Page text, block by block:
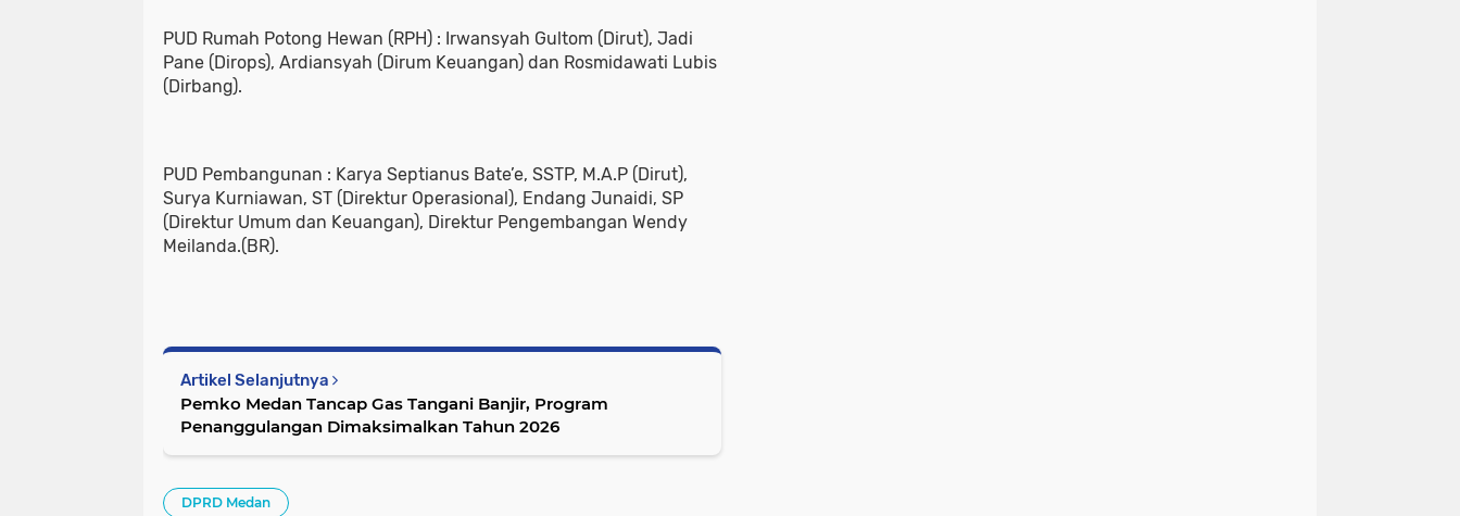
PUD Rumah Potong Hewan (RPH) : Irwansyah Gultom (Dirut), Jadi
Pane (Dirops), Ardiansyah (Dirum Keuangan) dan Rosmidawati Lubis
(Dirbang).
PUD Pembangunan : Karya Septianus Bate’e, SSTP, M.A.P (Dirut),
Surya Kurniawan, ST (Direktur Operasional), Endang Junaidi, SP
(Direktur Umum dan Keuangan), Direktur Pengembangan Wendy
Meilanda.(BR).
Artikel Selanjutnya
Pemko Medan Tancap Gas Tangani Banjir, Program
Penanggulangan Dimaksimalkan Tahun 2026
DPRD Medan